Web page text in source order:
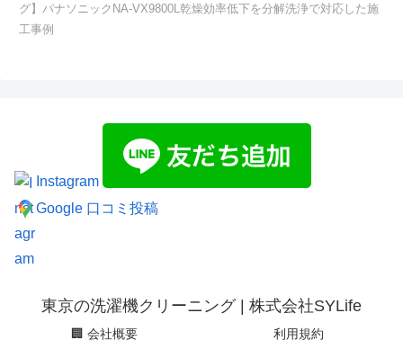
グ】パナソニックNA-VX9800L乾燥効率低下を分解洗浄で対応した施
工事例
Instagram
Google 口コミ投稿
東京の洗濯機クリーニング | 株式会社SYLife
🏢 会社概要 利用規約